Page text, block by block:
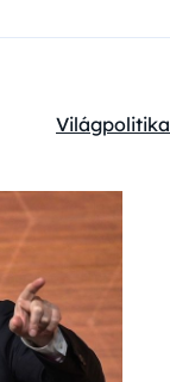
Kategóriák:
Világpolitika